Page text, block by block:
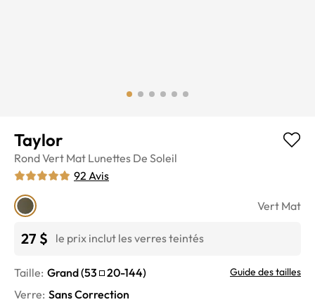
Taylor
RondVert Mat Lunettes De Soleil
92 Avis
Vert Mat
27 $ le prix inclut les verres teintés
Taille: Grand(53 20-144) Guide des tailles
Verre: Sans Correction